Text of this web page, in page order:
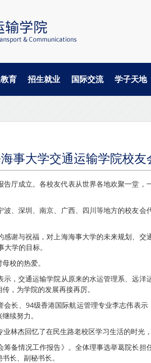
育 招生就业 国际交流 学子天地
事大学交通运输学院校友
厅成立。各校友代表从世界各地欢聚一堂
、深圳、南京、广西、四川等地方的校友
谢与祝福，对上海海事大学的未来规划、
学的目标。
校的热爱。
，交通运输学院从原来的水运管理系、远
，为学院的发展再接再厉。
长、94级香港国际航运管理专业李志伟表
续努力。
林杰回忆了在民生路老校区学习生活的时光
备情况工作报告》。全体理事选举葛院长
长、副秘书长。